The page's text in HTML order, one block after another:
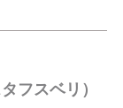
フスベリ）